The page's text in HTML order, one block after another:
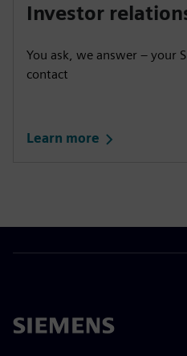
Investor
You ask, we answer – your
contact
Learn more